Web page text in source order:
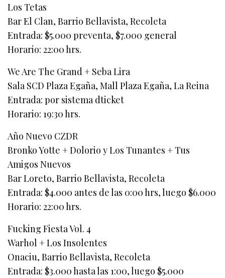
Los Tetas
Bar El Clan, Barrio Bellavista, Recoleta
Entrada: $5.000 preventa, $7.000 general
Horario: 22:00 hrs.
We Are The Grand + Seba Lira
Sala SCD Plaza Egaña, Mall Plaza Egaña, La Reina
Entrada: por sistema dticket
Horario: 19:30 hrs.
Año Nuevo CZDR
Bronko Yotte + Dolorio y Los Tunantes + Tus
Amigos Nuevos
Bar Loreto, Barrio Bellavista, Recoleta
Entrada: $4.000 antes de las 0:00 hrs, luego $6.000
Horario: 22:00 hrs.
Fucking Fiesta Vol. 4
Warhol + Los Insolentes
Onaciu, Barrio Bellavista, Recoleta
Entrada: $3.000 hasta las 1:00, luego $5.000